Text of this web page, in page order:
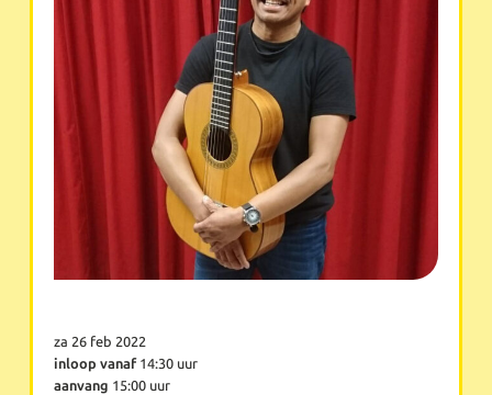
za 26 feb 2022
inloop vanaf14:30 uur
aanvang 15:00 uur